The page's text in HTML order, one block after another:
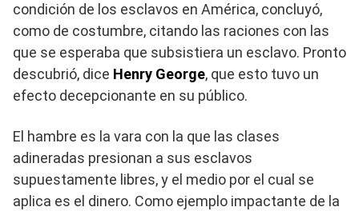
condición de los esclavos en América, concluyó,
como de costumbre, citando las raciones con las
que se esperaba que subsistiera un esclavo. Pronto
descubrió, dice Henry George, que esto tuvo un
efecto decepcionante en su público.
El hambre es la vara con la que las clases
adineradas presionan a sus esclavos
supuestamente libres, y el medio por el cual se
aplica es el dinero. Como ejemplo impactante de la